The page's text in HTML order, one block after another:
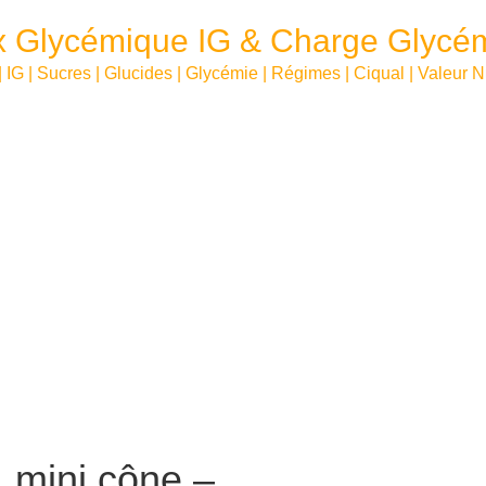
Glycémique IG & Charge
IG | Sucres | Glucides | Glycémie | Régimes | Ciqual | Valeur